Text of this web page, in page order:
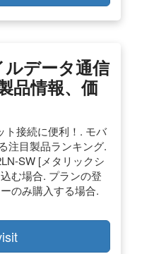
データ通信
品情報、価
ト接続に便利！. モバ
注目製品ランキング.
SW [メタリックシ
む場合. プランの登
のみ購入する場合.